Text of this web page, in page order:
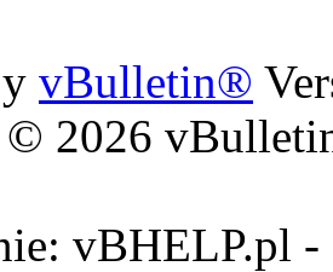
vBulletin®
2026
vBHELP.pl